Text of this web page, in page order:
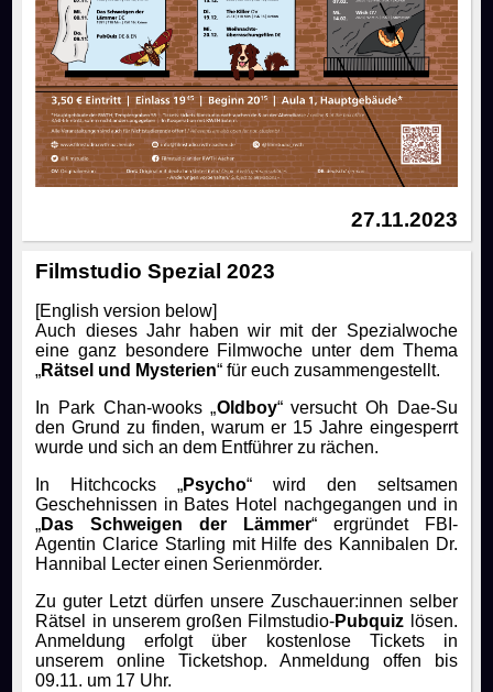
27.11.2023
Filmstudio Spezial 2023
[English version below]
Auch dieses Jahr haben wir mit der Spezialwoche
eine ganz besondere Filmwoche unter dem Thema
„Rätsel und Mysterien“ für euch zusammengestellt.
In Park Chan-wooks „Oldboy“ versucht Oh Dae-Su
den Grund zu finden, warum er 15 Jahre eingesperrt
wurde und sich an dem Entführer zu rächen.
In Hitchcocks „Psycho“ wird den seltsamen
Geschehnissen in Bates Hotel nachgegangen und in
„Das Schweigen der Lämmer“ ergründet FBI-
Agentin Clarice Starling mit Hilfe des Kannibalen Dr.
Hannibal Lecter einen Serienmörder.
Zu guter Letzt dürfen unsere Zuschauer:innen selber
Rätsel in unserem großen Filmstudio-Pubquiz lösen.
Anmeldung erfolgt über kostenlose Tickets in
unserem online Ticketshop. Anmeldung offen bis
09.11. um 17 Uhr.